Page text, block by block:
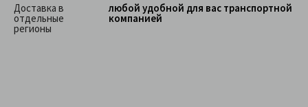
Доставка в
отдельные
регионы
любой удобной для вас транспортной
компанией